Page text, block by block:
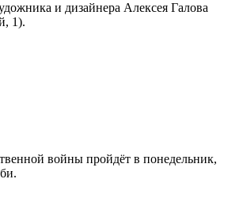
и дизайнера Алексея Галова
1).
войны пройдёт в понедельник,